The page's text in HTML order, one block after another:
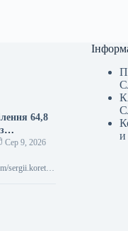
64,8
для
та
війни.
Сер 9, 2026
sergii.koretsk
у
рік для
політики,
и